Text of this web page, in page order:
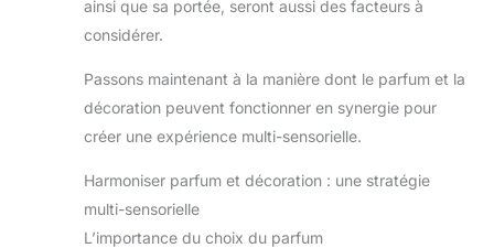
méditation, ce diffuseur
améliore n'importe quel
sans danger et sans BPA:
Notre diffuseur est
fabriqué à partir de
matériaux sans BPA sûrs.
Avec l'arrêt automatique,
Profitez des bienfaits de
l'aromathérapie en toute
tranquillité d'esprit, que
ce soit pour soulager le
de l'opération, pratique à
télécommande a un
design compact et une
belle forme. Le boîtier
imite le motif et la couleur
du bois, et non du bois
ainsi que sa portée, seront aussi des facteurs à
considérer.
Passons maintenant à la manière dont le parfum et la
décoration peuvent fonctionner en synergie pour
créer une expérience multi-sensorielle.
Harmoniser parfum et décoration : une stratégie
multi-sensorielle
L’importance du choix du parfum